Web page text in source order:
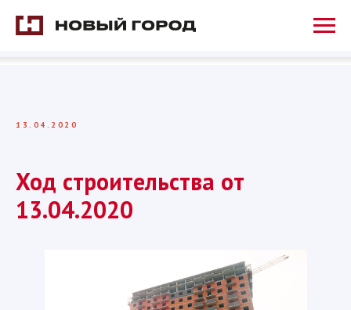
13.04.2020
Ход строительства от
13.04.2020